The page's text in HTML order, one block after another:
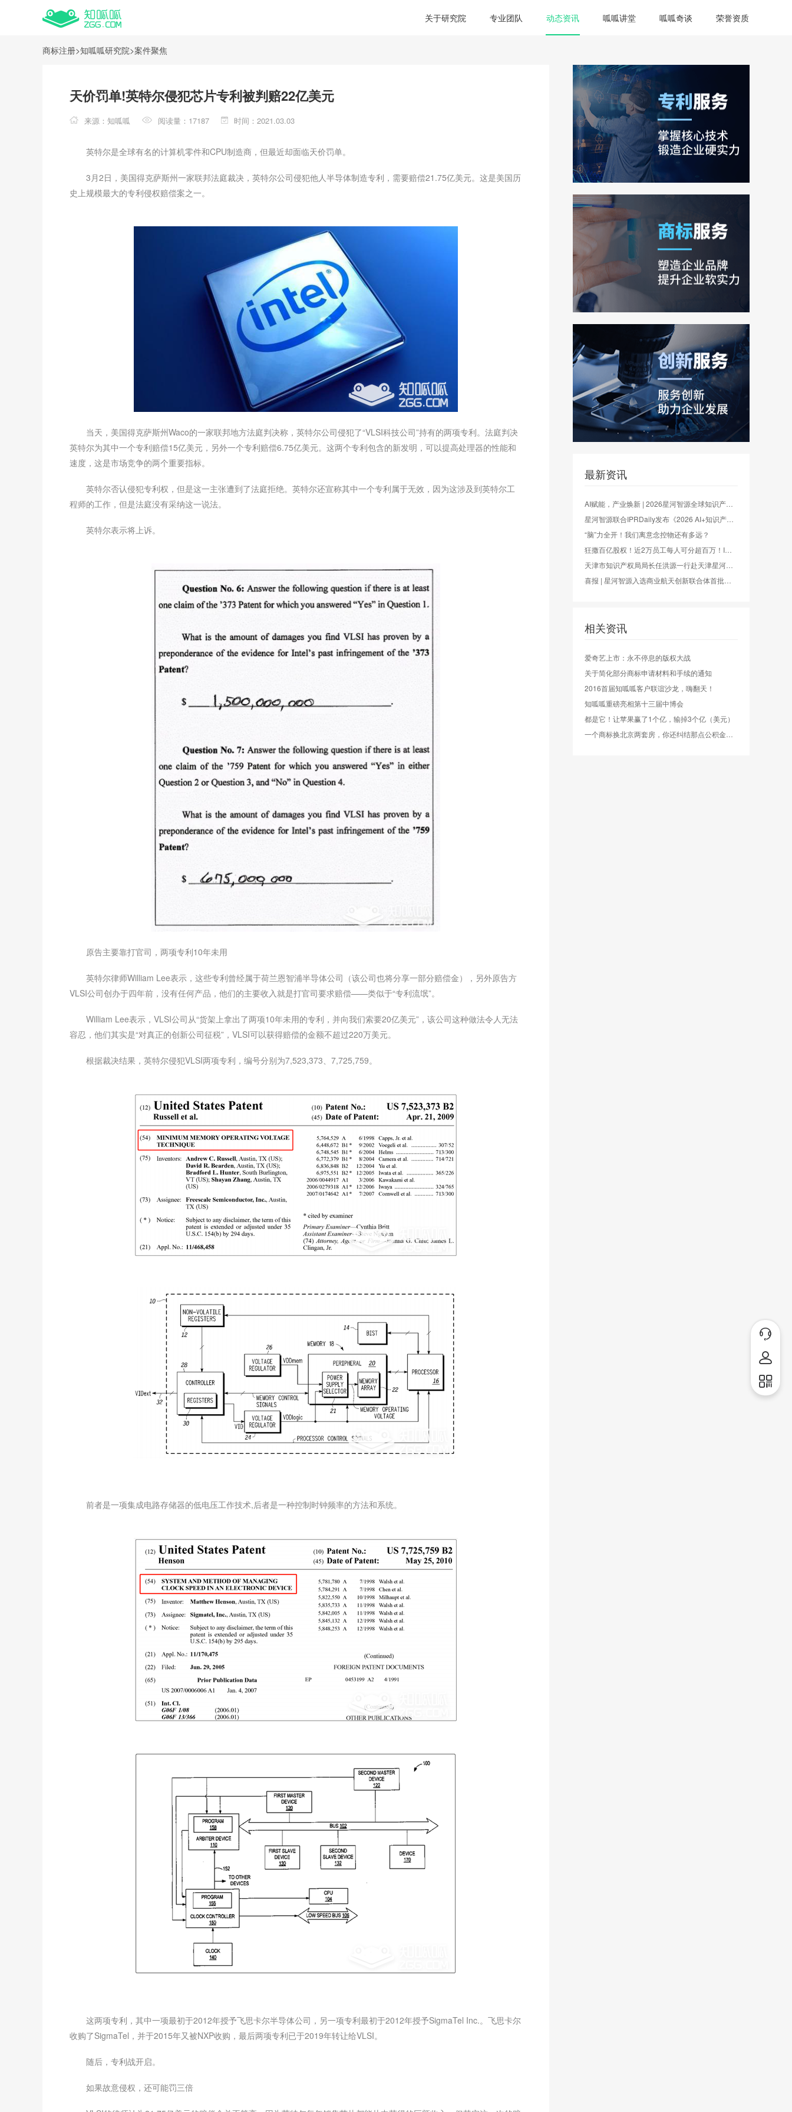
关于研究院 专业团队 动态资讯 呱呱讲堂 呱呱奇谈 荣誉资质
商标注册>知呱呱研究院>案件聚焦
天价罚单!英特尔侵犯芯片专利被判赔22亿美元
来源：知呱呱 阅读量：17187 时间：2021.03.03
英特尔是全球有名的计算机零件和CPU制造商，但最近却面临天价罚单。
3月2日，美国得克萨斯州一家联邦法庭裁决，英特尔公司侵犯他人半导体制造专利，需要赔偿21.75亿美元。这是美国历
史上规模最大的专利侵权赔偿案之一。
当天，美国得克萨斯州Waco的一家联邦地方法庭判决称，英特尔公司侵犯了“VLSI科技公司”持有的两项专利。法庭判决
英特尔为其中一个专利赔偿15亿美元，另外一个专利赔偿6.75亿美元。这两个专利包含的新发明，可以提高处理器的性能和
速度，这是市场竞争的两个重要指标。
英特尔否认侵犯专利权，但是这一主张遭到了法庭拒绝。英特尔还宣称其中一个专利属于无效，因为这涉及到英特尔工
程师的工作，但是法庭没有采纳这一说法。
英特尔表示将上诉。
原告主要靠打官司，两项专利10年未用
英特尔律师William Lee表示，这些专利曾经属于荷兰恩智浦半导体公司（该公司也将分享一部分赔偿金），另外原告方
VLSI公司创办于四年前，没有任何产品，他们的主要收入就是打官司要求赔偿——类似于“专利流氓”。
William Lee表示，VLSI公司从“货架上拿出了两项10年未用的专利，并向我们索要20亿美元”，该公司这种做法令人无法
容忍，他们其实是“对真正的创新公司征税”，VLSI可以获得赔偿的金额不超过220万美元。
根据裁决结果，英特尔侵犯VLSI两项专利，编号分别为7,523,373、7,725,759。
前者是一项集成电路存储器的低电压工作技术,后者是一种控制时钟频率的方法和系统。
这两项专利，其中一项最初于2012年授予飞思卡尔半导体公司，另一项专利最初于2012年授予SigmaTel Inc.。飞思卡尔
收购了SigmaTel，并于2015年又被NXP收购，最后两项专利已于2019年转让给VLSI。
随后，专利战开启。
如果故意侵权，还可能罚三倍
最新资讯
“脑”力全开！我们离意念控物还有多远？
相关资讯
爱奇艺上市：永不停息的版权大战
关于简化部分商标申请材料和手续的通知
2016首届知呱呱客户联谊沙龙，嗨翻天！
知呱呱重磅亮相第十三届中博会
都是它！让苹果赢了1个亿，输掉3个亿（美元）